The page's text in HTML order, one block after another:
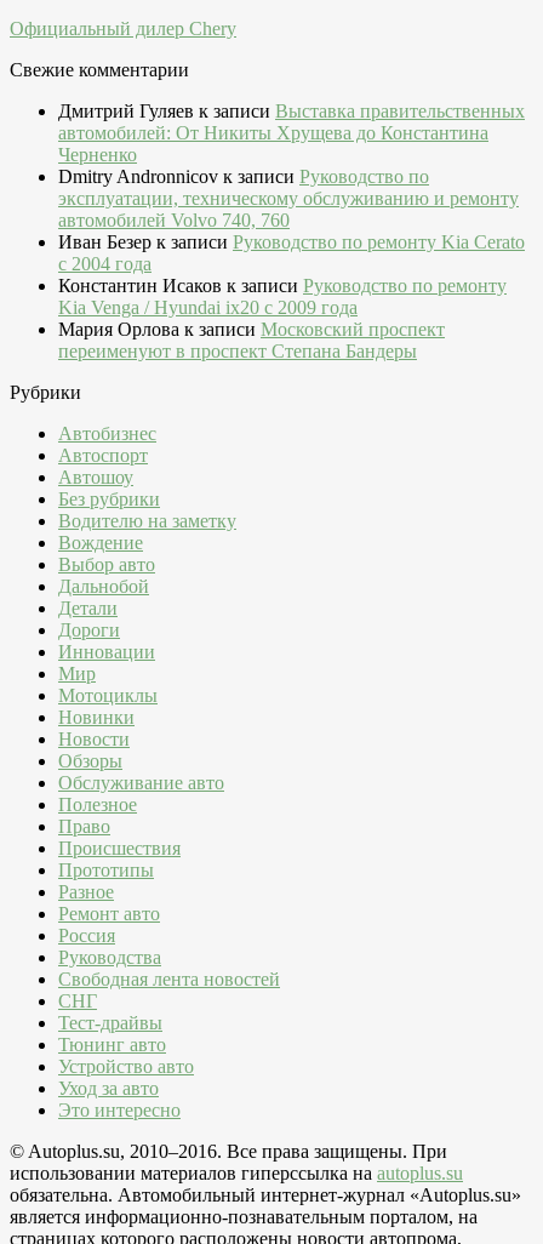
Официальный дилер Chery
Свежие комментарии
Дмитрий Гуляев к записи Выставка правительственных
автомобилей: От Никиты Хрущева до Константина
Черненко
Dmitry Andronnicov к записи Руководство по
эксплуатации, техническому обслуживанию и ремонту
автомобилей Volvo 740, 760
Иван Безер к записи Руководство по ремонту Kia Cerato
c 2004 года
Константин Исаков к записи Руководство по ремонту
Kia Venga / Hyundai ix20 c 2009 года
Мария Орлова к записи Московский проспект
переименуют в проспект Степана Бандеры
Рубрики
Автобизнес
Автоспорт
Автошоу
Без рубрики
Водителю на заметку
Вождение
Выбор авто
Дальнобой
Детали
Дороги
Инновации
Мир
Мотоциклы
Новинки
Новости
Обзоры
Обслуживание авто
Полезное
Право
Происшествия
Прототипы
Разное
Ремонт авто
Россия
Руководства
Свободная лента новостей
СНГ
Тест-драйвы
Тюнинг авто
Устройство авто
Уход за авто
Это интересно
© Autoplus.su, 2010–2016. Все права защищены. При
использовании материалов гиперссылка на autoplus.su
обязательна. Автомобильный интернет-журнал «Autoplus.su»
является информационно-познавательным порталом, на
страницах которого расположены новости автопрома,